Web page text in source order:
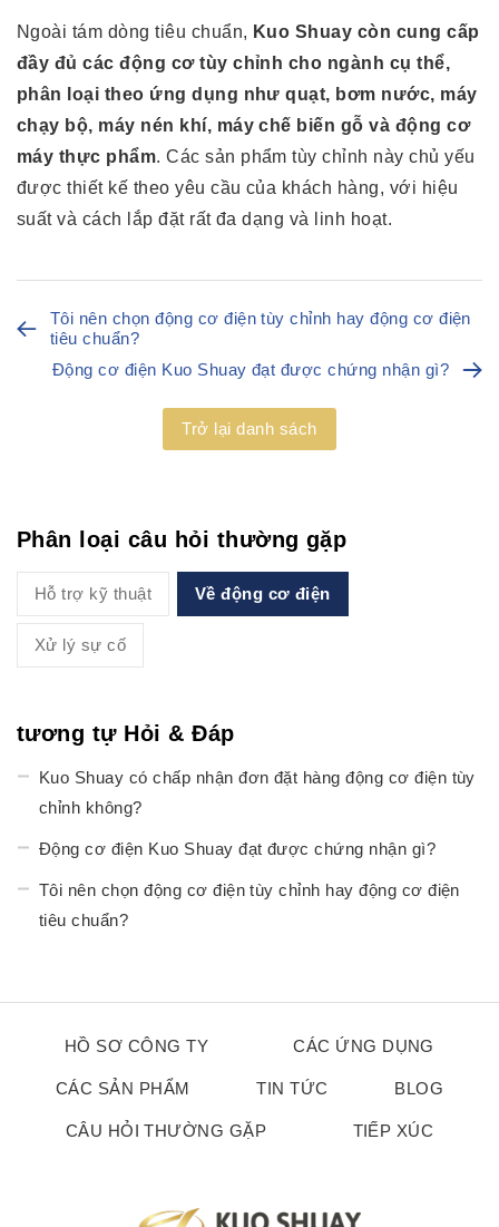
Ngoài tám dòng tiêu chuẩn, Kuo Shuay còn cung cấp
đầy đủ các động cơ tùy chỉnh cho ngành cụ thể,
phân loại theo ứng dụng như quạt, bơm nước, máy
chạy bộ, máy nén khí, máy chế biến gỗ và động cơ
máy thực phẩm. Các sản phẩm tùy chỉnh này chủ yếu
được thiết kế theo yêu cầu của khách hàng, với hiệu
suất và cách lắp đặt rất đa dạng và linh hoạt.
Tôi nên chọn động cơ điện tùy chỉnh hay động cơ điện
tiêu chuẩn?
Động cơ điện Kuo Shuay đạt được chứng nhận gì?
Trở lại danh sách
Phân loại câu hỏi thường gặp
Hỗ trợ kỹ thuật Về động cơ điện
Xử lý sự cố
tương tự Hỏi & Đáp
Kuo Shuay có chấp nhận đơn đặt hàng động cơ điện tùy
chỉnh không?
Động cơ điện Kuo Shuay đạt được chứng nhận gì?
Tôi nên chọn động cơ điện tùy chỉnh hay động cơ điện
tiêu chuẩn?
HỒ SƠ CÔNG TY CÁC ỨNG DỤNG
CÁC SẢN PHẨM TIN TỨC BLOG
CÂU HỎI THƯỜNG GẶP TIẾP XÚC